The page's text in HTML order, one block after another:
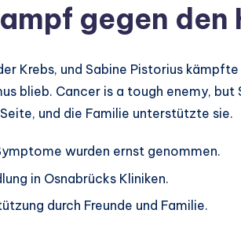
gegen den
Krebs, und Sabine Pistorius
blieb. Cancer is a tough enemy,
und die Familie unterstützte sie.
wurden ernst genommen.
in Osnabrücks Kliniken.
durch Freunde und Familie.